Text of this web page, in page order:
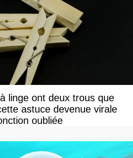
linge ont deux trous que
astuce devenue virale
oubliée